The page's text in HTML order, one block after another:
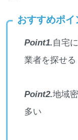
おすすめポイ
Point1.自宅
業者を探せる
Point2.地域
多い